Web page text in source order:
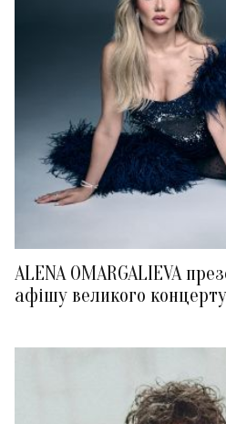
ALENA OMARGALIEVA
афішу великого